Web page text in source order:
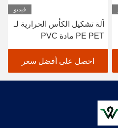
فيديو
آلة تشكيل الكأس الحرارية لـ
PE PET مادة PVC
احصل على أفضل سعر